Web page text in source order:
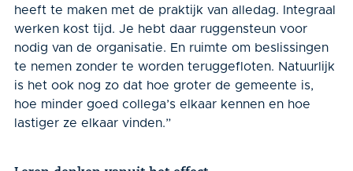
heeft te maken met de praktijk van alledag. Integraal
werken kost tijd. Je hebt daar ruggensteun voor
nodig van de organisatie. En ruimte om beslissingen
te nemen zonder te worden teruggefloten. Natuurlijk
is het ook nog zo dat hoe groter de gemeente is,
hoe minder goed collega’s elkaar kennen en hoe
lastiger ze elkaar vinden.”